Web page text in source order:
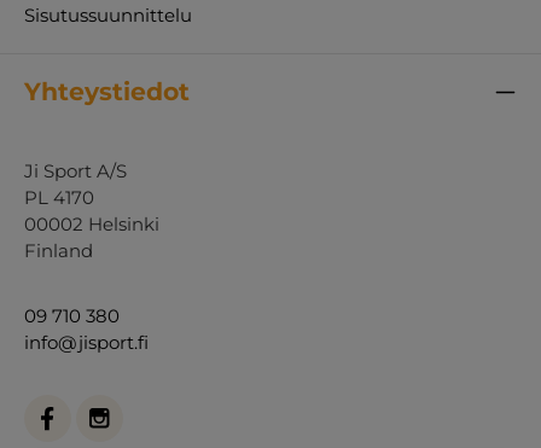
Sisutussuunnittelu
Yhteystiedot
Ji Sport A/S
PL 4170
00002 Helsinki
Finland
09 710 380
info@jisport.fi